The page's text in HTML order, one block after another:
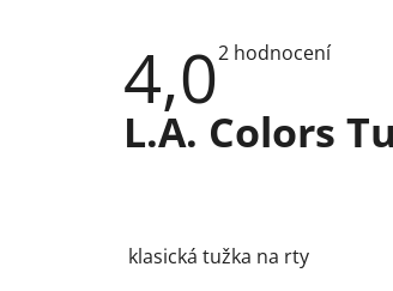
4,0Průměrné
4,0
z
2 hodnocení
L.A. Colors
klasická tužka na rty